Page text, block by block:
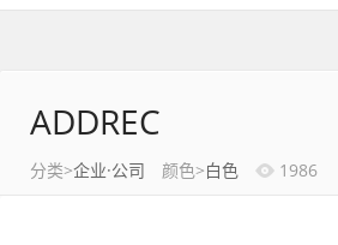
ADDREC
分类>企业·公司 颜色>白色 1986